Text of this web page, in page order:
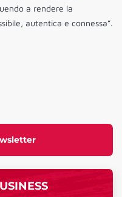
a rendere la
autentica e connessa”.